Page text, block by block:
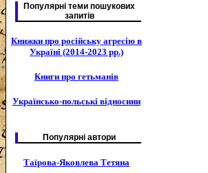
Популярні теми пошукових
запитів
Книжки про російську агресію в
Україні (2014-2023 рр.)
Книги про гетьманів
Українсько-польські відносини
Популярні автори
Таїрова-Яковлева Тетяна